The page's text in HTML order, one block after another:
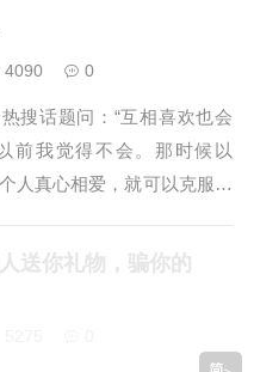
”是一种天赋，“喜欢”是一种
4090 0
搜话题问：“互相喜欢也会
前我觉得不会。那时候以
人真心相爱，就可以克服一
，才发现：就算爱得刻骨铭
送你礼物，骗你的